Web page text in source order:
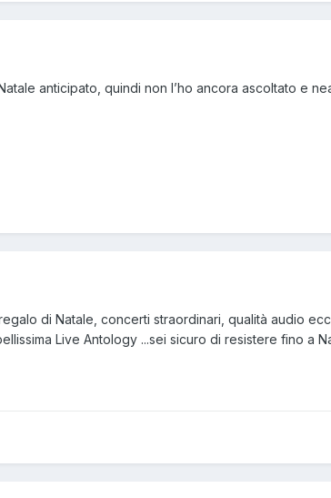
anticipato, quindi non l’ho ancora ascoltato e
di Natale, concerti straordinari, qualità audio
Live Antology ...sei sicuro di resistere fino a